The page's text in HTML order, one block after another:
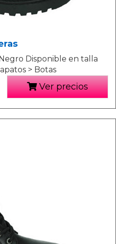
Disponible en talla
> Botas
Ver precios